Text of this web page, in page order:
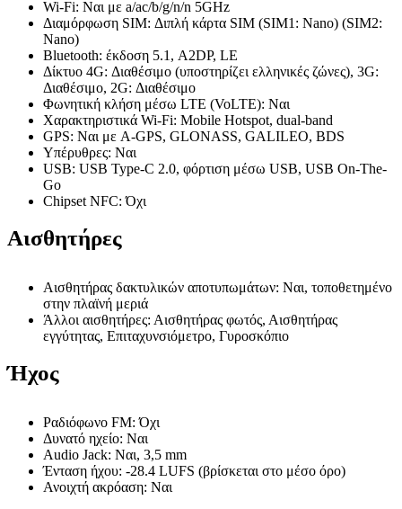
Wi-Fi: Ναι με a/ac/b/g/n/n 5GHz
Διαμόρφωση SIM: Διπλή κάρτα SIM (SIM1: Nano) (SIM2:
Nano)
Bluetooth: έκδοση 5.1, A2DP, LE
Δίκτυο 4G: Διαθέσιμο (υποστηρίζει ελληνικές ζώνες), 3G:
Διαθέσιμο, 2G: Διαθέσιμο
Φωνητική κλήση μέσω LTE (VoLTE): Ναι
Χαρακτηριστικά Wi-Fi: Mobile Hotspot, dual-band
GPS: Ναι με A-GPS, GLONASS, GALILEO, BDS
Υπέρυθρες: Ναι
USB: USB Type-C 2.0, φόρτιση μέσω USB, USB On-The-
Go
Chipset NFC: Όχι
Αισθητήρες
Αισθητήρας δακτυλικών αποτυπωμάτων: Ναι, τοποθετημένο
στην πλαϊνή μεριά
Άλλοι αισθητήρες: Αισθητήρας φωτός, Αισθητήρας
εγγύτητας, Επιταχυνσιόμετρο, Γυροσκόπιο
Ήχος
Ραδιόφωνο FM: Όχι
Δυνατό ηχείο: Ναι
Audio Jack: Ναι, 3,5 mm
Ένταση ήχου: -28.4 LUFS (βρίσκεται στο μέσο όρο)
Ανοιχτή ακρόαση: Ναι